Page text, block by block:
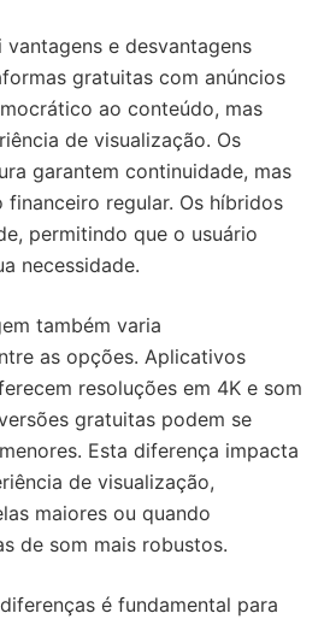
e desvantagens
gratuitas com anúncios
ao conteúdo, mas
de visualização. Os
garantem continuidade, mas
regular. Os híbridos
permitindo que o usuário
necessidade.
também varia
as opções. Aplicativos
resoluções em 4K e som
gratuitas podem se
Esta diferença impacta
de visualização,
maiores ou quando
de som mais robustos.
é fundamental para